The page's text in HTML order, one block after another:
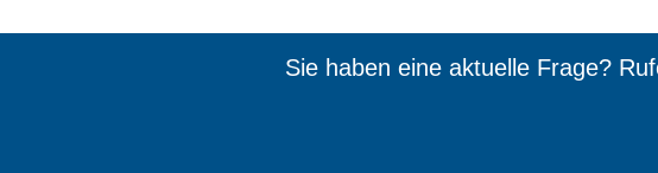
Sie haben eine aktuelle Frage?